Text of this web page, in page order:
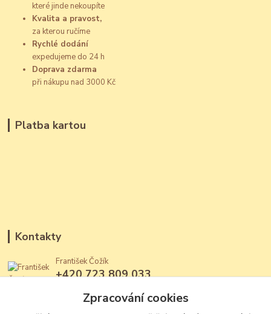
které jinde nekoupíte
Kvalita a pravost,
za kterou ručíme
Rychlé dodání
expedujeme do 24 h
Doprava zdarma
při nákupu nad 3000 Kč
Platba kartou
Kontakty
František Čožík
+420 723 809 033
Zpracování cookies